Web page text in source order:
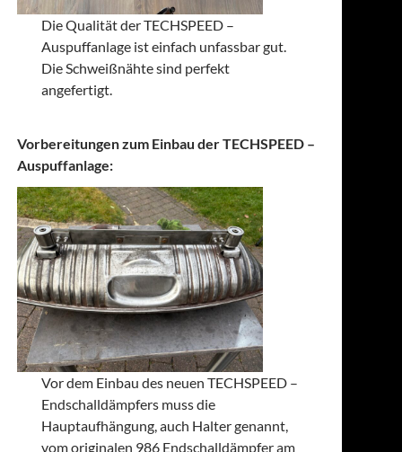
Die Qualität der TECHSPEED –
Auspuffanlage ist einfach unfassbar gut.
Die Schweißnähte sind perfekt
angefertigt.
Vorbereitungen zum Einbau der TECHSPEED –
Auspuffanlage:
Vor dem Einbau des neuen TECHSPEED –
Endschalldämpfers muss die
Hauptaufhängung, auch Halter genannt,
vom originalen 986 Endschalldämpfer am